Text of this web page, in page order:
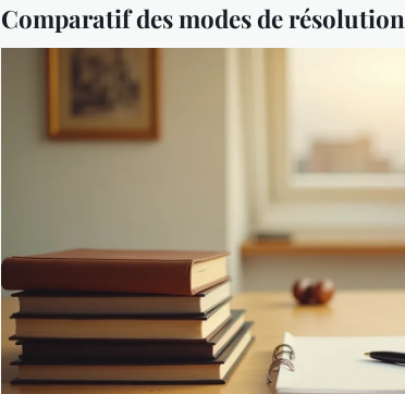
Comparatif des modes de